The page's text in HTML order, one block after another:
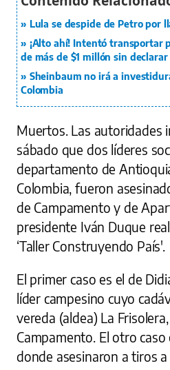
Lula se despide de Petro por
¡Alto ahí! Intentó transportar
de más de $1 millón sin declarar
Sheinbaum no irá a
Colombia
Muertos. Las autoridades
sábado que dos líderes
departamento de
Colombia, fueron
de Campamento y de
presidente Iván Duque
‘Taller Construyendo País'.
El primer caso es el de
líder campesino cuyo
vereda (aldea) La
Campamento. El otro
donde asesinaron a tiros